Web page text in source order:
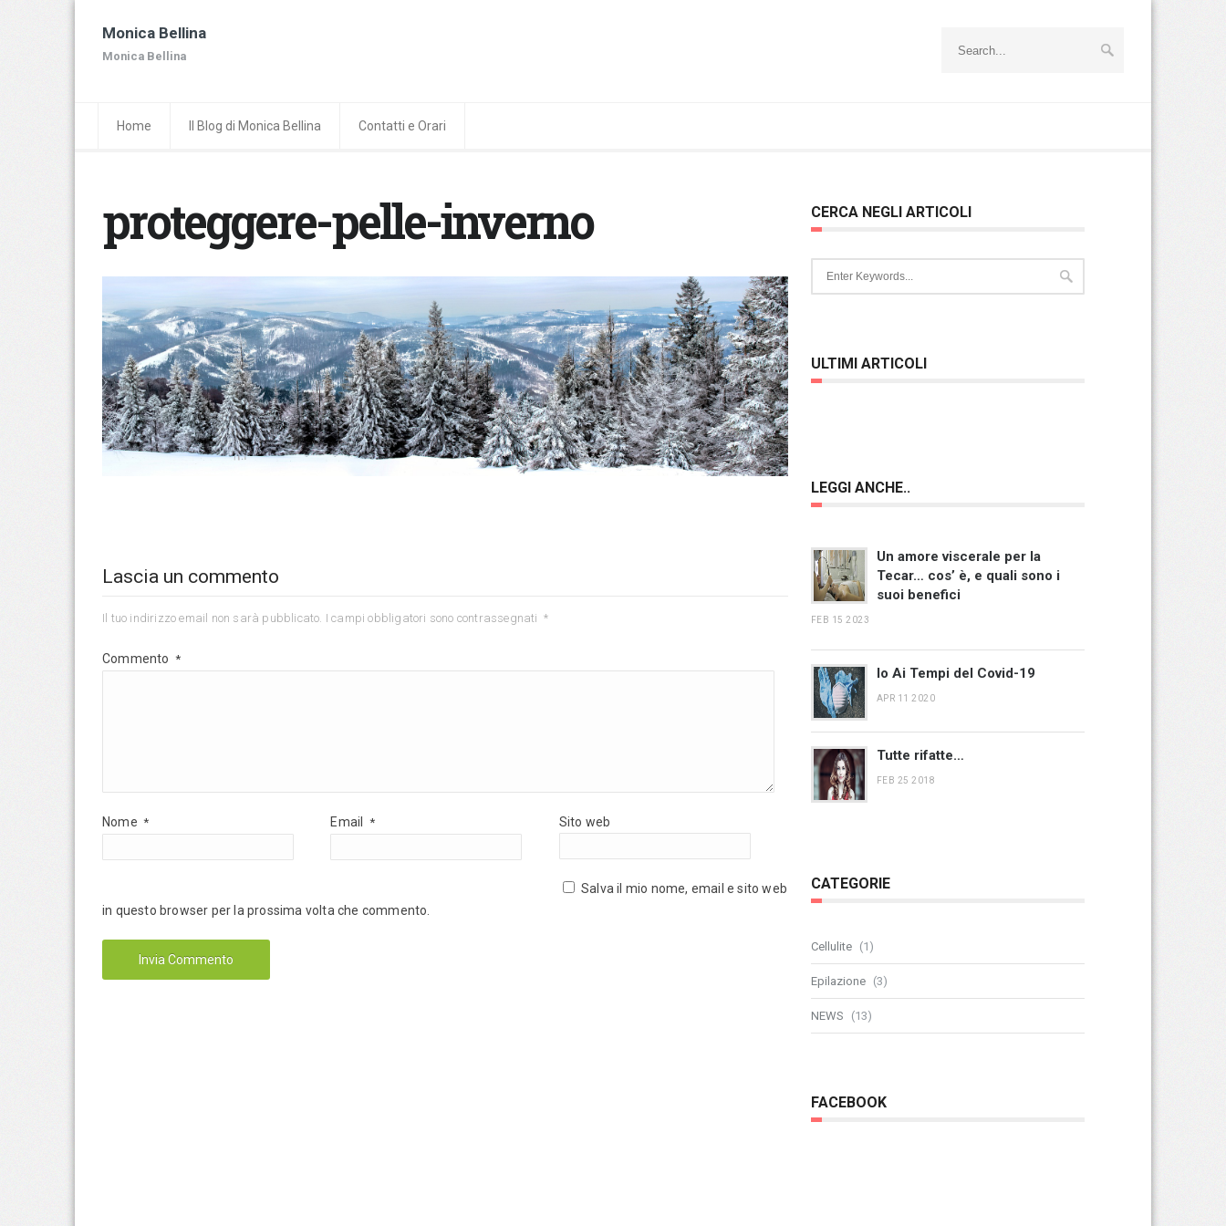
Monica Bellina
Monica Bellina
Home Il Blog di Monica Bellina Contatti e Orari
proteggere-pelle-inverno
Lascia un commento
Il tuo indirizzo email non sarà pubblicato. I campi obbligatori sono contrassegnati *
Commento *
Nome * Email * Sito web
Salva il mio nome, email e sito web
in questo browser per la prossima volta che commento.
CERCA NEGLI ARTICOLI
ULTIMI ARTICOLI
LEGGI ANCHE..
Un amore viscerale per la
Tecar… cos’ è, e quali sono i
suoi benefici
FEB 15 2023
Io Ai Tempi del Covid-19
APR 11 2020
Tutte rifatte…
FEB 25 2018
CATEGORIE
Cellulite (1)
Epilazione (3)
NEWS (13)
FACEBOOK